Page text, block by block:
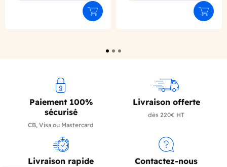
Ajouter au panier
Déclinaison du produit
Paiement 100%
sécurisé
CB, Visa ou Mastercard
Livraison offerte
dès 220€ HT
Livraison rapide Contactez-nous